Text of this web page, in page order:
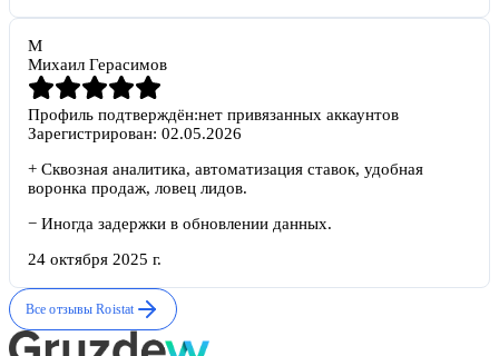
М
Михаил Герасимов
Профиль подтверждён:нет привязанных аккаунтов
Зарегистрирован: 02.05.2026
+ Сквозная аналитика, автоматизация ставок, удобная
воронка продаж, ловец лидов.
− Иногда задержки в обновлении данных.
24 октября 2025 г.
Все отзывыRoistat